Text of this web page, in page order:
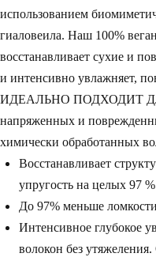
использованием
гиаловеила. Наш 100%
восстанавливает сухие и
и интенсивно увлажняет,
ИДЕАЛЬНО ПОДХОДИТ
напряженных и
химически обработанных
Восстанавливает
упругость на целых 97
До 97% меньше
Интенсивное глубокое
волокон без